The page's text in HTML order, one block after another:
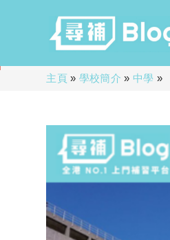
主頁» 學校簡介 » 中學 »